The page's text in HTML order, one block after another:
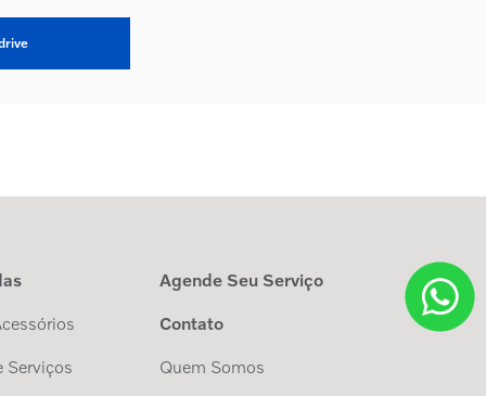
Serviços
Agende Seu Serviço
Contato
Quem Somos